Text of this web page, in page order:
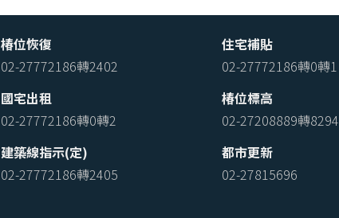
椿位恢復
02-27772186轉2402
住宅補貼
02-27772186轉0轉1
國宅出租
02-27772186轉0轉2
椿位標高
02-27208889轉8294
建築線指示(定)
02-27772186轉2405
都市更新
02-27815696